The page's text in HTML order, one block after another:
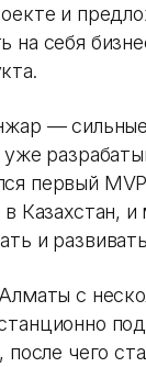
и
на себя
—
первый
в Казахстан,
и
с
после чего